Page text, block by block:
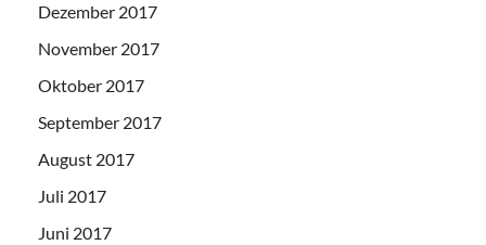
Dezember 2017
November 2017
Oktober 2017
September 2017
August 2017
Juli 2017
Juni 2017